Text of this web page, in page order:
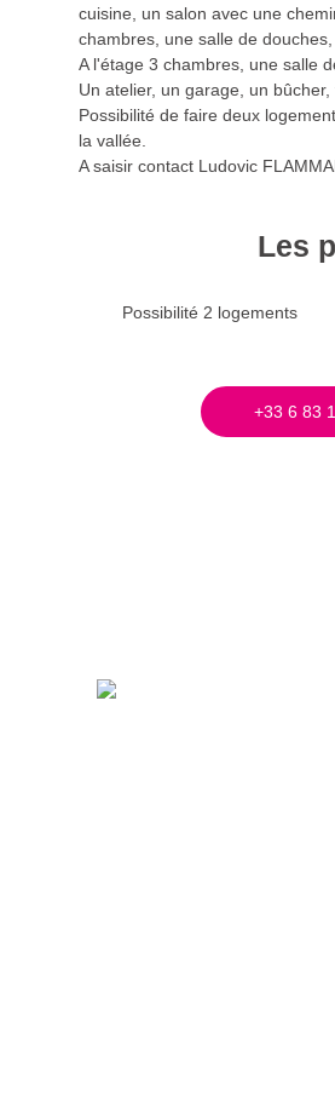
cuisine, un salon avec une
chambres, une salle de
A l'étage 3 chambres, une salle
Un atelier, un garage, un
Possibilité de faire deux
la vallée.
A saisir contact Ludovic
Les
Possibilité 2 logements
+33 6 83